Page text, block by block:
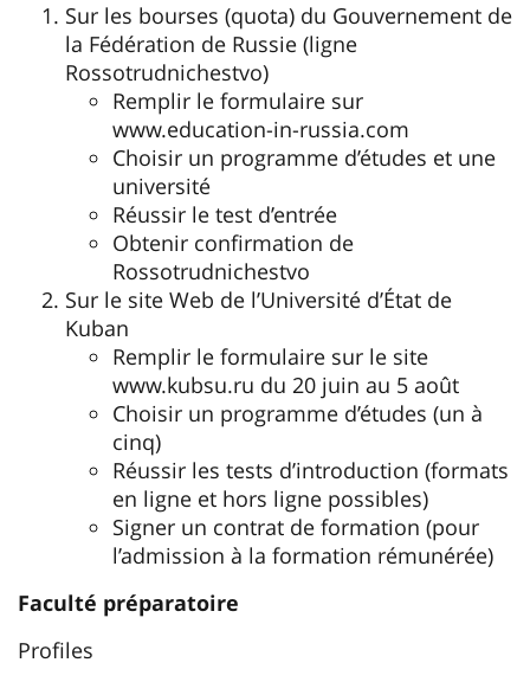
Sur les bourses (quota) du Gouvernement de
la Fédération de Russie (ligne
Rossotrudnichestvo)
Remplir le formulaire sur
www.education-in-russia.com
Choisir un programme d’études et une
université
Réussir le test d’entrée
Obtenir confirmation de
Rossotrudnichestvo
Sur le site Web de l’Université d’État de
Kuban
Remplir le formulaire sur le site
www.kubsu.ru du 20 juin au 5 août
Choisir un programme d’études (un à
cinq)
Réussir les tests d’introduction (formats
en ligne et hors ligne possibles)
Signer un contrat de formation (pour
l’admission à la formation rémunérée)
Faculté préparatoire
Profiles